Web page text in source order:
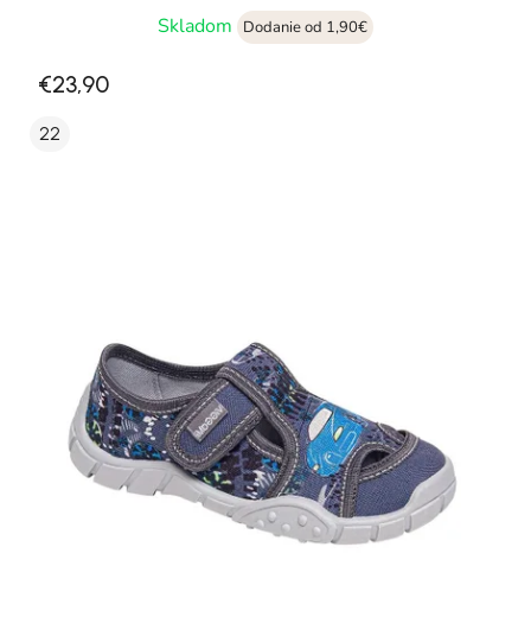
Skladom
Dodanie od 1,90€
€23,90
22